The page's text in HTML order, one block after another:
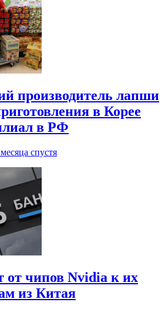
производитель лапши
в Корее
в РФ
спустя
от чипов Nvidia к их
из Китая